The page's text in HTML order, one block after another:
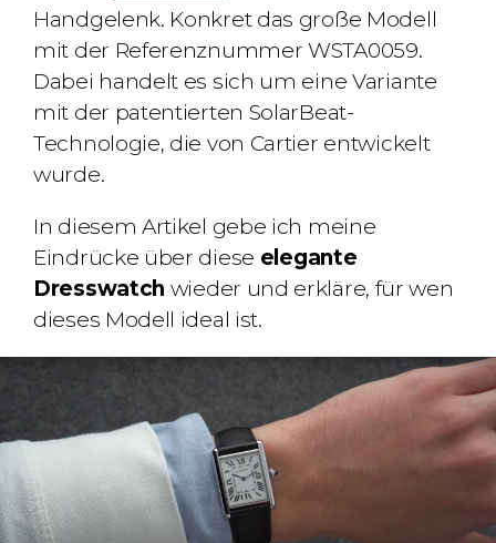
Handgelenk. Konkret das große Modell
mit der Referenznummer WSTA0059.
Dabei handelt es sich um eine Variante
mit der patentierten SolarBeat-
Technologie, die von Cartier entwickelt
wurde.
In diesem Artikel gebe ich meine
Eindrücke über diese elegante
Dresswatch wieder und erkläre, für wen
dieses Modell ideal ist.